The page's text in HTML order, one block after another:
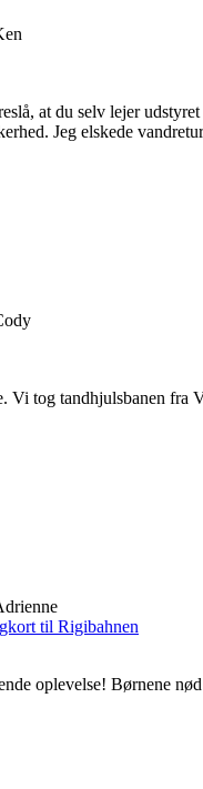
at du selv lejer
Jeg elskede
Vi tog tandhjulsbanen
til Rigibahnen
oplevelse! Børnene nød